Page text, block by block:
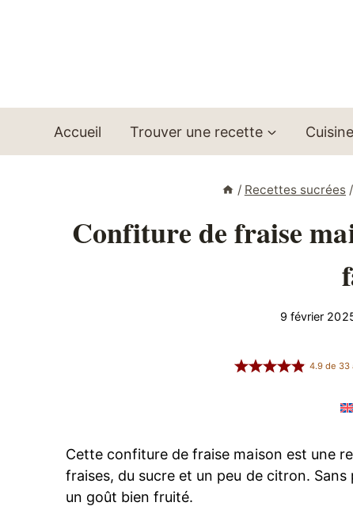
Accueil Trouver une recette
/ Recettes sucrées /
Confiture de fraise
9 février
4.9de 33
Cette confiture de fraise maison est une
fraises, du sucre et un peu de citron.
un goût bien fruité.